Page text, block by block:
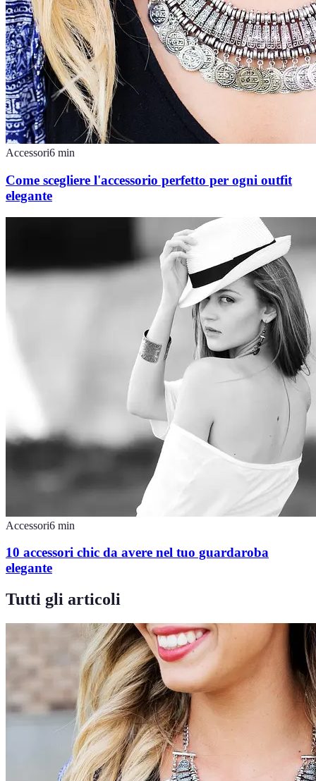
Accessori6 min
Come scegliere l'accessorio perfetto per ogni outfit
elegante
Accessori6 min
10 accessori chic da avere nel tuo guardaroba
elegante
Tutti gli articoli